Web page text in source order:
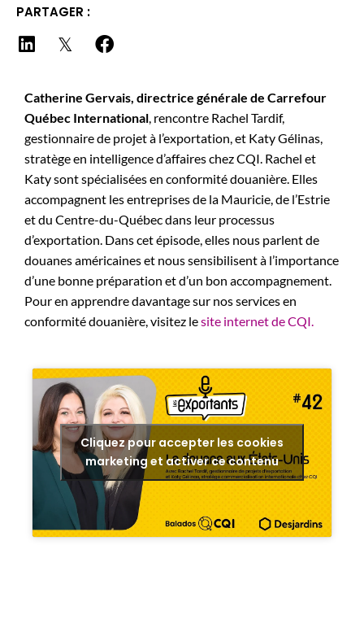
PARTAGER :
Catherine Gervais, directrice générale de Carrefour
Québec International , rencontre Rachel Tardif,
gestionnaire de projet à l’exportation, et Katy Gélinas,
stratège en intelligence d’affaires chez CQI. Rachel et
Katy sont spécialisées en conformité douanière. Elles
accompagnent les entreprises de la Mauricie, de l’Estrie
et du Centre-du-Québec dans leur processus
d’exportation. Dans cet épisode, elles nous parlent de
douanes américaines et nous sensibilisent à l’importance
d’une bonne préparation et d’un bon accompagnement.
Pour en apprendre davantage sur nos services en
conformité douanière, visitez lesite internet de CQI.
Cliquez pour accepter les cookies
marketing et activer ce contenu